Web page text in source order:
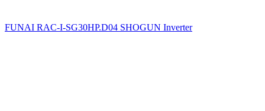
FUNAI RAC-I-SG30HP.D04 SHOGUN Inverter